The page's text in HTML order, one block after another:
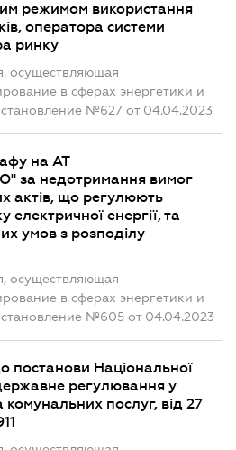
режимом використання
оператора системи
ринку
осуществляющая
в сферах энергетики и
№627 от 04.04.2023
на АТ
за недотримання вимог
актів, що регулюють
електричної енергії, та
умов з розподілу
осуществляющая
в сферах энергетики и
№605 от 04.04.2023
постанови Національної
регулювання у
послуг, від 27